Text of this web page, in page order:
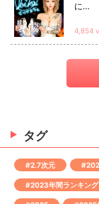
に…
4,854
タグ
#2.7次元
#2023年間ランキング